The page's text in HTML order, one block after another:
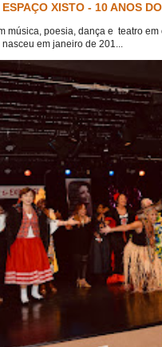
XISTO - 10 ANOS
música, poesia, dança e teatro
em janeiro de 201...